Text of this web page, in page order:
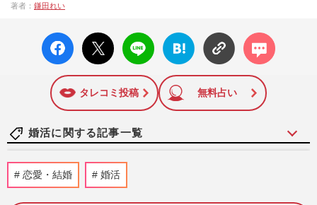
活事業に興味を持つ。生涯未婚率の低下と少子化の防止をテ
自らのお見合い経験を生かして結婚相談所を主宰する仲人で
もある。公式サイト『最短結婚ナビ』
http://www.saitankekkon.jp/
著者： 鎌田れい
facebo
ok い
X ポス
ト
LINE
はてな
ブック
に追加
コメン
ト
タレコミ投稿 無料占い
婚活に関する記事一覧
《リアル実体験レポ》親が直面した『代理
婚活』の衝撃リアルレポ「スタートライン
恋愛・結婚 婚活